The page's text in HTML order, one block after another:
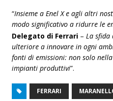
“Insieme a Enel X e agli altri
modo significativo a ridurre le
Delegato di Ferrari – La
ulteriore a innovare in ogni
fonti di emissioni: non solo
impianti produttivi”.
FERRARI